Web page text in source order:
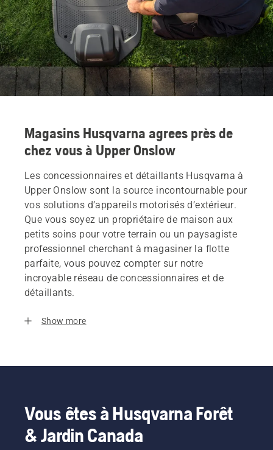
Magasins Husqvarna agrees près de
chez vous à Upper Onslow
Les concessionnaires et détaillants Husqvarna à
Upper Onslow sont la source incontournable pour
vos solutions d’appareils motorisés d’extérieur.
Que vous soyez un propriétaire de maison aux
petits soins pour votre terrain ou un paysagiste
professionnel cherchant à magasiner la flotte
parfaite, vous pouvez compter sur notre
incroyable réseau de concessionnaires et de
détaillants.
Show more
Vous êtes à Husqvarna Forêt
& Jardin Canada